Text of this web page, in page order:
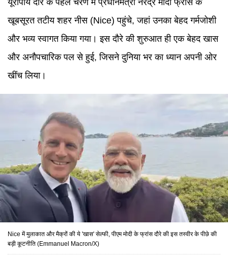
यूरोपीय दौरे के पहले चरण में प्रधानमंत्री नरेंद्र मोदी फ्रांस के
खूबसूरत तटीय शहर नीस (Nice) पहुंचे, जहां उनका बेहद गर्मजोशी
और भव्य स्वागत किया गया। इस दौरे की शुरुआत ही एक बेहद खास
और अनौपचारिक पल से हुई, जिसने दुनिया भर का ध्यान अपनी ओर
खींच लिया।
Nice में मुलाकात और मैक्रों की ये 'खास' सेल्फी, पीएम मोदी के फ्रांस दौरे की इस तस्वीर के पीछे की
बड़ी कूटनीति (Emmanuel Macron/X)